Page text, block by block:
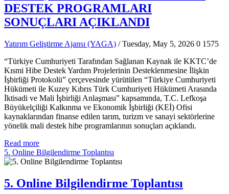
DESTEK PROGRAMLARI
SONUÇLARI AÇIKLANDI
Yatırım Geliştirme Ajansı (YAGA) / Tuesday, May 5, 2026 0 1575
“Türkiye Cumhuriyeti Tarafından Sağlanan Kaynak ile KKTC’de
Kısmi Hibe Destek Yardım Projelerinin Desteklenmesine İlişkin
İşbirliği Protokolü” çerçevesinde yürütülen “Türkiye Cumhuriyeti
Hükümeti ile Kuzey Kıbrıs Türk Cumhuriyeti Hükümeti Arasında
İktisadi ve Mali İşbirliği Anlaşması” kapsamında, T.C. Lefkoşa
Büyükelçiliği Kalkınma ve Ekonomik İşbirliği (KEİ) Ofisi
kaynaklarından finanse edilen tarım, turizm ve sanayi sektörlerine
yönelik mali destek hibe programlarının sonuçları açıklandı.
Read more
5. Online Bilgilendirme Toplantısı
5. Online Bilgilendirme Toplantısı